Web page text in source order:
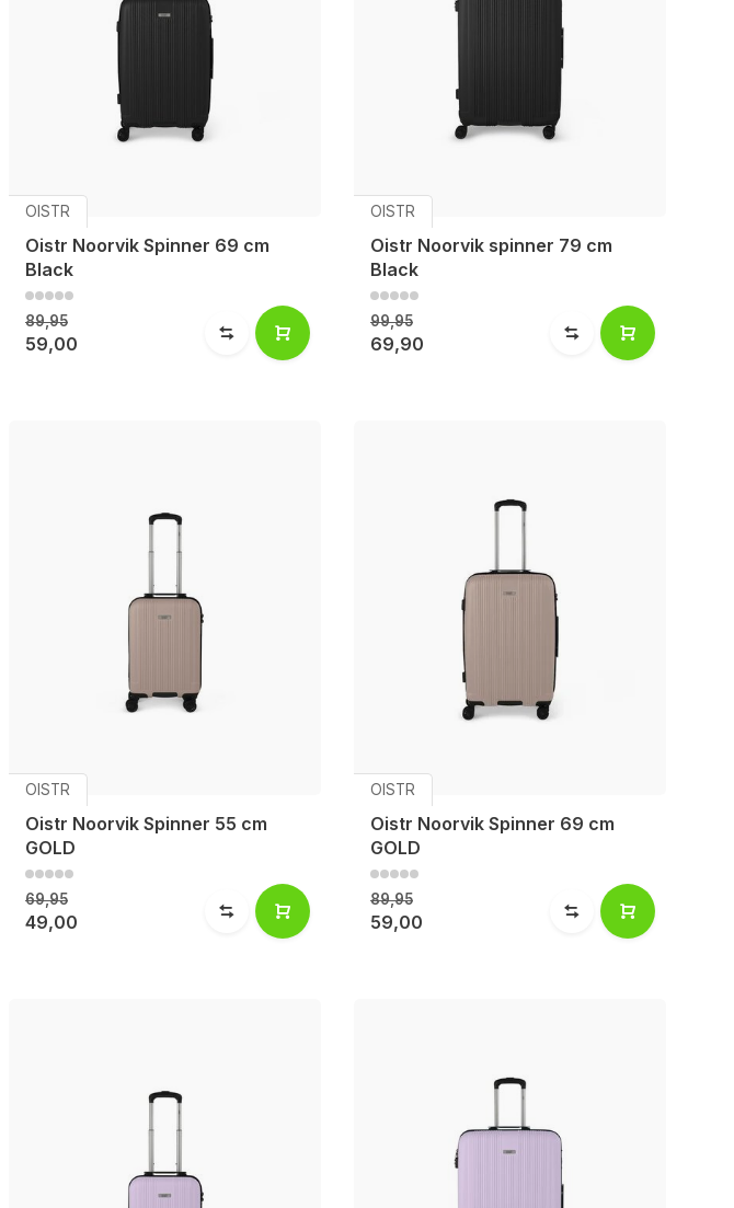
OISTR
Oistr Noorvik Spinner 69 cm
Black
89,95
59,00
OISTR
Oistr Noorvik spinner 79 cm
Black
99,95
69,90
OISTR
Oistr Noorvik Spinner 55 cm
GOLD
69,95
49,00
OISTR
Oistr Noorvik Spinner 69 cm
GOLD
89,95
59,00